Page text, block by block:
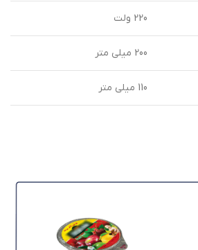
220 ولت
200 میلی متر
110 میلی متر